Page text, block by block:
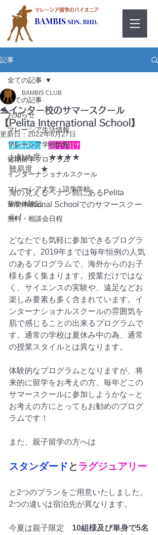
マレーシア留学のパイオニア
BAMBIS SDN. BHD.
記事
全ての記事
お知らせ
マレーシア生活情報
マレーシア学校情報
短期留学プログラム
インターナショナルスクール
マレーシア大学・語学学校
留学体験記
無料・相談会日程
全ての記事
🐬インター校のサマースクール
【Pelita International School】
BAMBIS CLUB
更新日： 2022年6月27日
単身向け
親子向け
お勧め度　★★★★
難易度　★
海の見えるペナン島にあるPelita
International Schoolでのサマースクー
ル！
どなたでも気軽に参加できるプログラ
ムです。2019年までは毎年恒例の人気
のあるプログラムで、海外からのお子
様も多く集まります。授業だけではな
く、サイエンスの実験や、遠足などお
楽しみ要素も多く含まれています。イ
ンターナショナルスクールの雰囲気を
肌で感じることの出来るプログラムで
す。通常の学校は夏休み中の為、通常
の授業スタイルとは異なります。
体験的なプログラムとなりますが、将
来的に留学をお考えの方、毎年どこの
サマースクールに参加しようかな～と
お考えの方にとってもお勧めのプログ
ラムです！
また、親子留学の方へは
スタンダード と ラグジュアリー
と2つのプランをご用意いたしました。
2つの違いは宿泊先が異なります。
今夏は親子限定 10組様及び単身で5名